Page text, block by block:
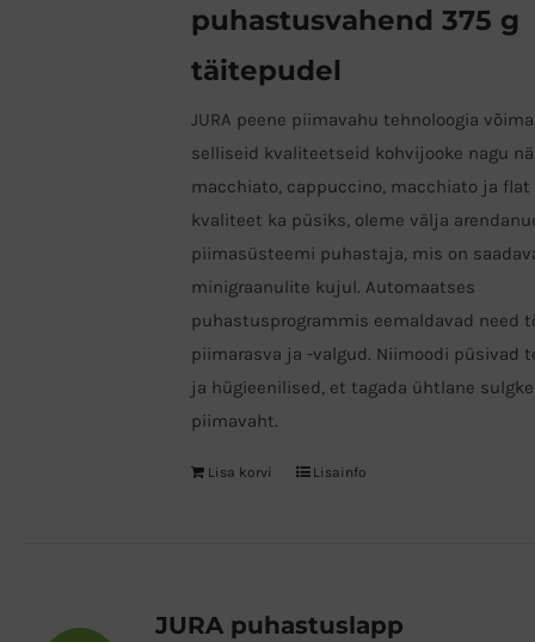
puhastusvahend 375 g
täitepudel
JURA peene piimavahu tehnoloogia
selliseid kvaliteetseid kohvijooke nagu
macchiato, cappuccino, macchiato ja flat
kvaliteet ka püsiks, oleme välja
piimasüsteemi puhastaja, mis on
minigraanulite kujul. Automaatses
puhastusprogrammis eemaldavad need
piimarasva ja -valgud. Niimoodi püsivad
ja hügieenilised, et tagada ühtlane
piimavaht.
Lisa korvi Lisainfo
JURA puhastuslapp